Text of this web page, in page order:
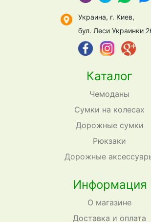
Каталог
Чемоданы
Сумки на колесах
Дорожные сумки
Рюкзаки
Дорожные
Информация
О магазине
Доставка и оплата
Украина, г. Киев,
бул. Леси Украинки